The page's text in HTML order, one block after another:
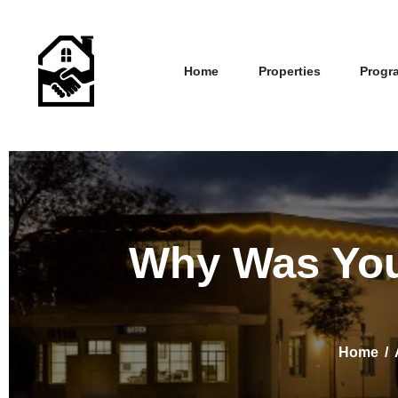
Home Properties
Why Was
Home